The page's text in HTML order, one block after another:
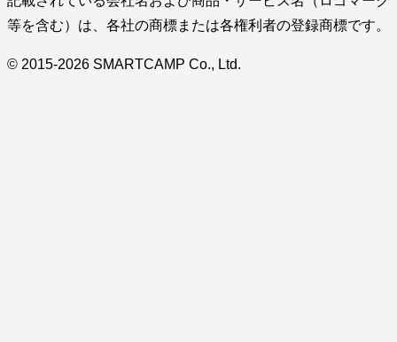
等を含む）は、各社の商標または各権利者の登録商標です。
© 2015-2026 SMARTCAMP Co., Ltd.